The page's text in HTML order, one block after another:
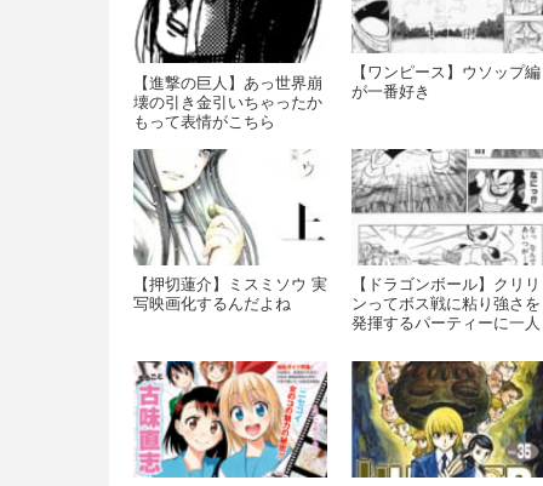
【進撃の巨人】あっ世界崩
壊の引き金引いちゃったか
もって表情がこちら
【ワンピース】ウソップ編
が一番好き
【押切蓮介】ミスミソウ 実
写映画化するんだよね
【ドラゴンボール】クリリ
ンってボス戦に粘り強さを
発揮するパーティーに一人